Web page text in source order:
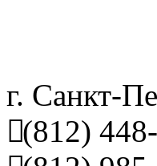
г. Санкт-
(812)